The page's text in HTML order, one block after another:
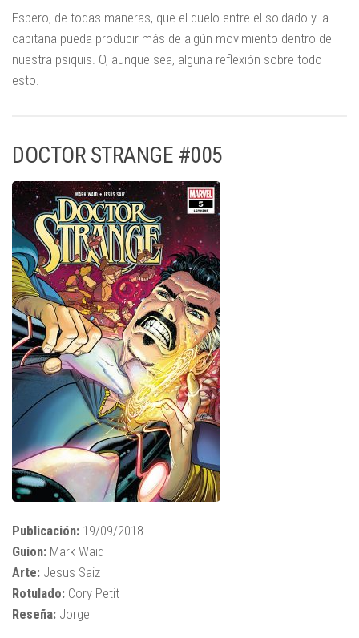
Espero, de todas maneras, que el duelo entre el soldado y la
capitana pueda producir más de algún movimiento dentro de
nuestra psiquis. O, aunque sea, alguna reflexión sobre todo
esto.
DOCTOR STRANGE #005
Publicación: 19/09/2018
Guion: Mark Waid
Arte: Jesus Saiz
Rotulado: Cory Petit
Reseña: Jorge